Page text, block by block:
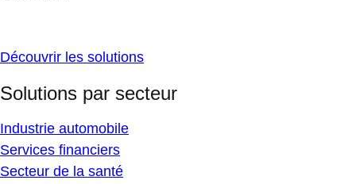
Découvrir les solutions
Solutions par secteur
Industrie automobile
Services financiers
Secteur de la santé